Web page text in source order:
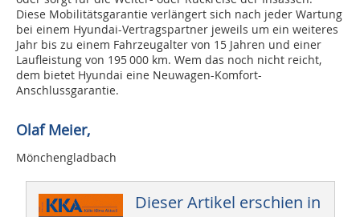
Diese Mobilitätsgarantie verlängert sich nach jeder Wartung
bei einem Hyundai-Vertragspartner jeweils um ein weiteres
Jahr bis zu einem Fahrzeugalter von 15 Jahren und einer
Laufleistung von 195 000 km. Wem das noch nicht reicht,
dem bietet Hyundai eine Neuwagen-Komfort-
Anschlussgarantie.
Olaf Meier,
Mönchengladbach
Dieser Artikel erschien in